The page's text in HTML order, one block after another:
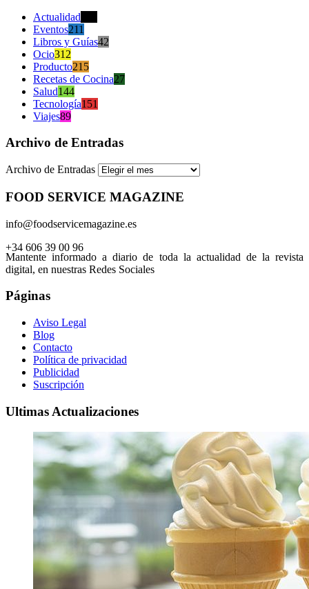
Actualidad
Eventos211
Libros y Guías42
Ocio312
Producto215
Recetas de Cocina27
Salud144
Tecnología151
Viajes89
Archivo de Entradas
Archivo de Entradas
FOOD SERVICE MAGAZINE
info@foodservicemagazine.es
+34 606 39 00 96
Mantente informado a diario de toda la actualidad de la revista
digital, en nuestras Redes Sociales
Páginas
Aviso Legal
Blog
Contacto
Política de privacidad
Publicidad
Suscripción
Ultimas Actualizaciones